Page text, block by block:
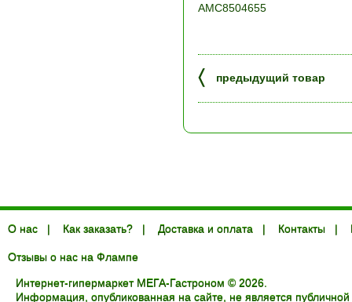
АМС8504655
〈 предыдущий товар
О нас | Как заказать? | Доставка и оплата | Контакты |
Отзывы о нас на Флампе
Интернет-гипермаркет МЕГА-Гастроном © 2026.
Информация, опубликованная на сайте, не является